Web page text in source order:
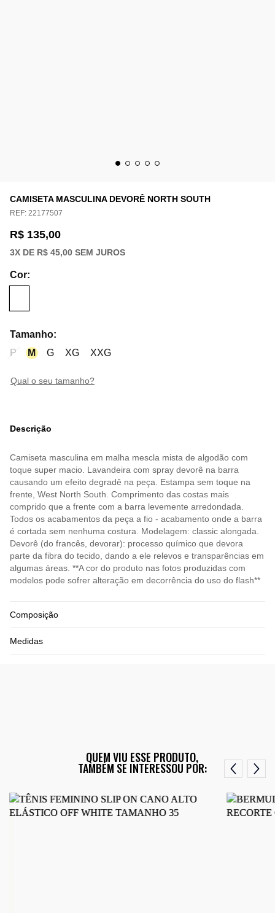
CAMISETA MASCULINA DEVORÊ NORTH SOUTH
REF: 22177507
R$ 135,00
3X DE R$ 45,00 SEM JUROS
Cor:
Tamanho:
P
M G XG XXG
qual o seu tamanho?
Descrição
Camiseta masculina em malha mescla mista de algodão com
toque super macio. Lavandeira com spray devorê na barra
causando um efeito degradê na peça. Estampa sem toque na
frente, West North South. Comprimento das costas mais
comprido que a frente com a barra levemente arredondada.
Todos os acabamentos da peça a fio - acabamento onde a barra
é cortada sem nenhuma costura. Modelagem: classic alongada.
Devorê (do francês, devorar): processo químico que devora
parte da fibra do tecido, dando a ele relevos e transparências em
algumas áreas. **A cor do produto nas fotos produzidas com
modelos pode sofrer alteração em decorrência do uso do flash**
Composição
Medidas
QUEM VIU ESSE PRODUTO,
TAMBÉM SE INTERESSOU POR: